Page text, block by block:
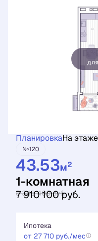
ПланировкаНа этаже
№120
43.53м2
1-комнатная
8 345 400 руб.
7 910 100 руб.
Ипотека
от 27 710 руб./мес